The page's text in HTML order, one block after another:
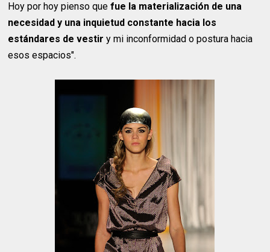
Hoy por hoy pienso quefue la materialización de una
necesidad y una inquietud constante hacia los
estándares de vestiry mi inconformidad o postura hacia
esos espacios".